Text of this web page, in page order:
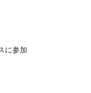
が協力しあって楽し
復帰を応援します！
ントケアでは、安心
に参加